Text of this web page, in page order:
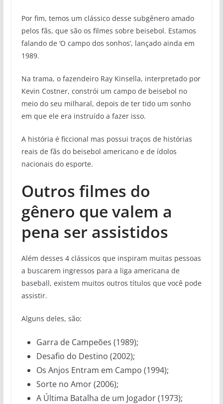
Por fim, temos um clássico desse subgênero amado
pelos fãs, que são os filmes sobre beisebol. Estamos
falando de ‘O campo dos sonhos’, lançado ainda em
1989.
Na trama, o fazendeiro Ray Kinsella, interpretado por
Kevin Costner, constrói um campo de beisebol no
meio do seu milharal, depois de ter tido um sonho
em que ele era instruído a fazer isso.
A história é ficcional mas possui traços de histórias
reais de fãs do beisebol americano e de ídolos
nacionais do esporte.
Outros filmes do
gênero que valem a
pena ser assistidos
Além desses 4 clássicos que inspiram muitas pessoas
a buscarem ingressos para a liga americana de
baseball, existem muitos outros títulos que você pode
assistir.
Alguns deles, são:
Garra de Campeões (1989);
Desafio do Destino (2002);
Os Anjos Entram em Campo (1994);
Sorte no Amor (2006);
A Última Batalha de um Jogador (1973);